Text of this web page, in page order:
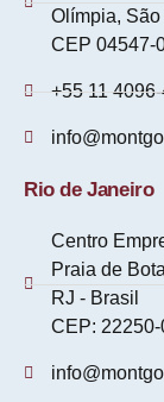
Olímpia, São
CEP 04547-
+55 11
Rio de Janeiro
Centro
Praia de
RJ - Brasil
CEP: 22250-